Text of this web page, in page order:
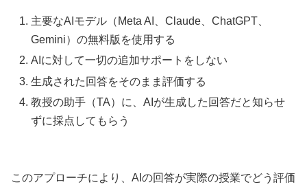
主要なAIモデル（Meta AI、Claude、ChatGPT、
Gemini）の無料版を使用する
AIに対して一切の追加サポートをしない
生成された回答をそのまま評価する
教授の助手（TA）に、AIが生成した回答だと知らせ
ずに採点してもらう
このアプローチにより、AIの回答が実際の授業でどう評価